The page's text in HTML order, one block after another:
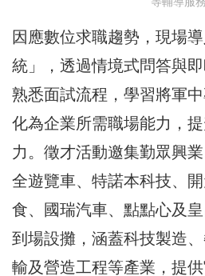
因應數位求職趨勢，現場
統」，透過情境式問答與
熟悉面試流程，學習將軍
化為企業所需職場能力，
力。徵才活動邀集勤眾興
全遊覽車、特諾本科技、
食、國瑞汽車、點點心及
到場設攤，涵蓋科技製造
輸及營造工程等產業，提